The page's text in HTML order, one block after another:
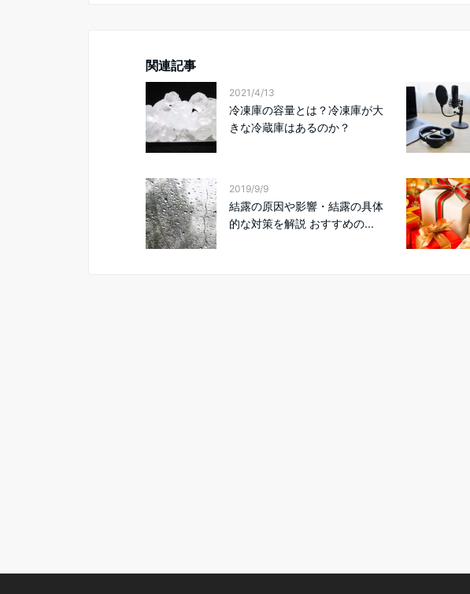
関連記事
2021/4/13
冷凍庫の容量とは？冷凍庫が大
きな冷蔵庫はあるのか？
2019/9/9
結露の原因や影響・結露の具体
的な対策を解説 おすすめの...